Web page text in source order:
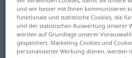
handhaben
Übersicht aller
(Für mehr Details die Übersetzung
und wir besser mit Ihnen kommunizieren
funktionale und statistische Cookies, die
und der statistischen Auswertung unserer
werden auf Grundlage unserer
gespeichert. Marketing-Cookies und
personalisierter Werbung dienen, werden